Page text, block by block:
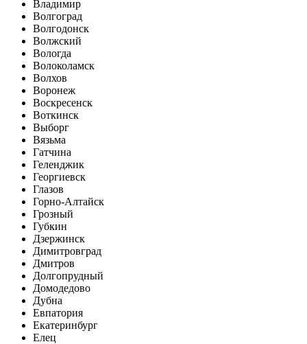
Владимир
Волгоград
Волгодонск
Волжский
Вологда
Волоколамск
Волхов
Воронеж
Воскресенск
Воткинск
Выборг
Вязьма
Гатчина
Геленджик
Георгиевск
Глазов
Горно-Алтайск
Грозный
Губкин
Дзержинск
Димитровград
Дмитров
Долгопрудный
Домодедово
Дубна
Евпатория
Екатеринбург
Елец